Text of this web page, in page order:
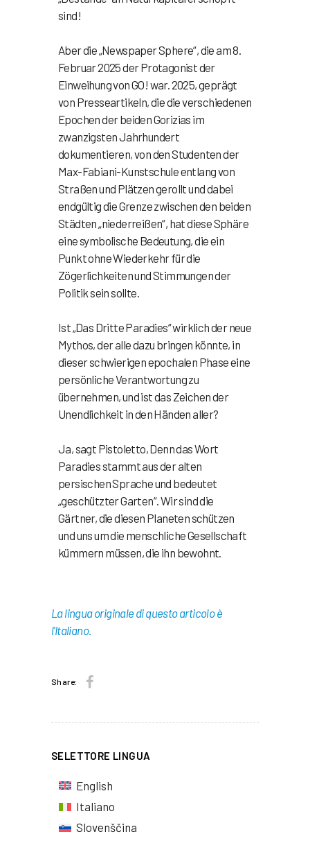
sind!
Aber die „Newspaper Sphere“, die am 8.
Februar 2025 der Protagonist der
Einweihung von GO! war. 2025, geprägt
von Presseartikeln, die die verschiedenen
Epochen der beiden Gorizias im
zwanzigsten Jahrhundert
dokumentieren, von den Studenten der
Max-Fabiani-Kunstschule entlang von
Straßen und Plätzen gerollt und dabei
endgültig die Grenze zwischen den beiden
Städten „niederreißen“, hat diese Sphäre
eine symbolische Bedeutung, die ein
Punkt ohne Wiederkehr für die
Zögerlichkeiten und Stimmungen der
Politik sein sollte.
Ist „Das Dritte Paradies“ wirklich der neue
Mythos, der alle dazu bringen könnte, in
dieser schwierigen epochalen Phase eine
persönliche Verantwortung zu
übernehmen, und ist das Zeichen der
Unendlichkeit in den Händen aller?
Ja, sagt Pistoletto,Denn das Wort
Paradies stammt aus der alten
persischen Sprache und bedeutet
„geschützter Garten“. Wir sind die
Gärtner, die diesen Planeten schützen
und uns um die menschliche Gesellschaft
kümmern müssen, die ihn bewohnt.
La lingua originale di questo articolo è
l'Italiano.
Share:
SELETTORE LINGUA
English
Italiano
Slovenščina